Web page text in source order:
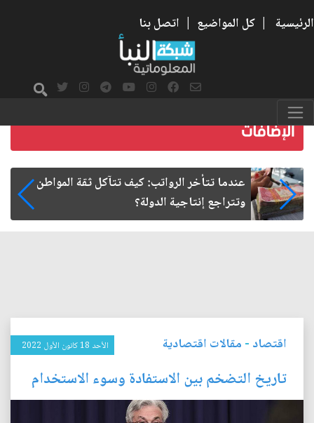
الرئيسية | كل المواضيع | اتصل بنا
صمت الطريق بعد الأربعين
اقتصاد - مقالات اقتصادية الأحد 18 كانون الأول 2022
تاريخ التضخم بين الاستفادة وسوء الاستخدام